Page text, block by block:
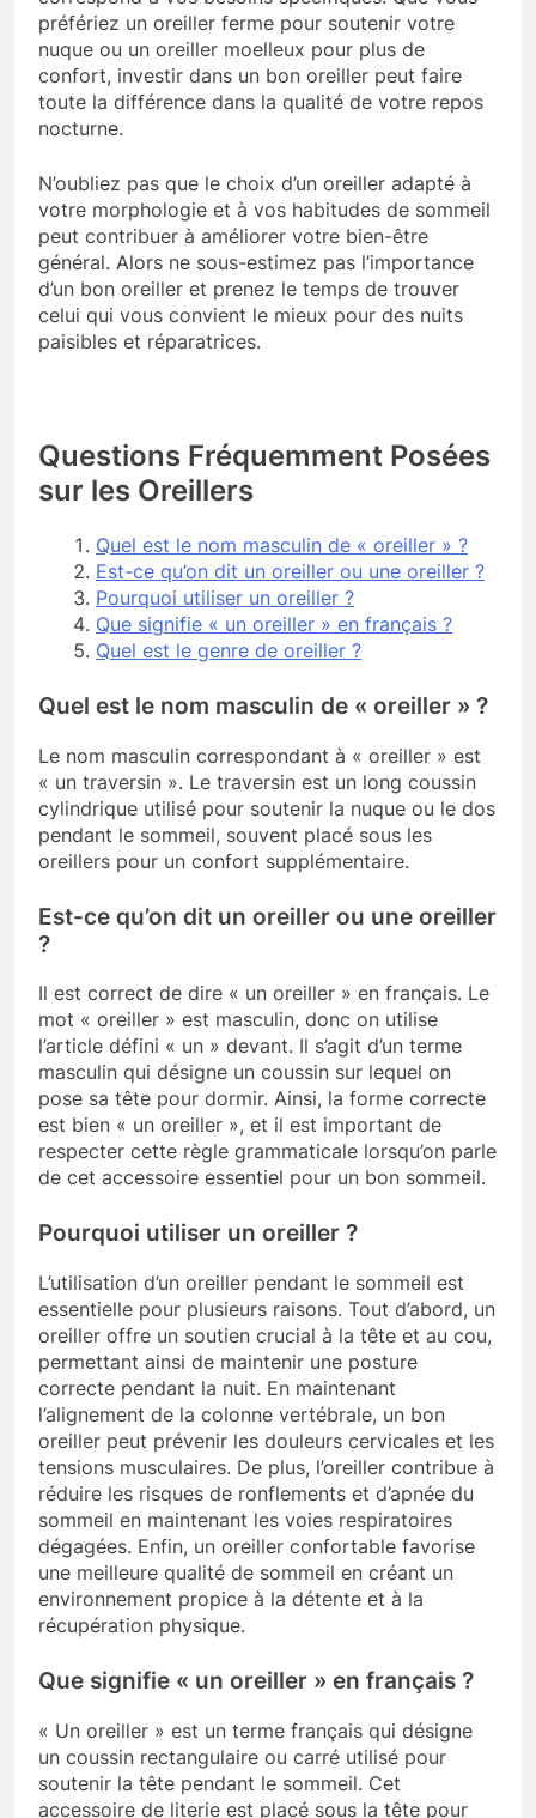
préfériez un oreiller ferme pour soutenir votre
nuque ou un oreiller moelleux pour plus de
confort, investir dans un bon oreiller peut faire
toute la différence dans la qualité de votre repos
nocturne.
N’oubliez pas que le choix d’un oreiller adapté à
votre morphologie et à vos habitudes de sommeil
peut contribuer à améliorer votre bien-être
général. Alors ne sous-estimez pas l’importance
d’un bon oreiller et prenez le temps de trouver
celui qui vous convient le mieux pour des nuits
paisibles et réparatrices.
Questions Fréquemment Posées
sur les Oreillers
Quel est le nom masculin de « oreiller » ?
Est-ce qu’on dit un oreiller ou une oreiller ?
Pourquoi utiliser un oreiller ?
Que signifie « un oreiller » en français ?
Quel est le genre de oreiller ?
Quel est le nom masculin de « oreiller » ?
Le nom masculin correspondant à « oreiller » est
« un traversin ». Le traversin est un long coussin
cylindrique utilisé pour soutenir la nuque ou le dos
pendant le sommeil, souvent placé sous les
oreillers pour un confort supplémentaire.
Est-ce qu’on dit un oreiller ou une oreiller
?
Il est correct de dire « un oreiller » en français. Le
mot « oreiller » est masculin, donc on utilise
l’article défini « un » devant. Il s’agit d’un terme
masculin qui désigne un coussin sur lequel on
pose sa tête pour dormir. Ainsi, la forme correcte
est bien « un oreiller », et il est important de
respecter cette règle grammaticale lorsqu’on parle
de cet accessoire essentiel pour un bon sommeil.
Pourquoi utiliser un oreiller ?
L’utilisation d’un oreiller pendant le sommeil est
essentielle pour plusieurs raisons. Tout d’abord, un
oreiller offre un soutien crucial à la tête et au cou,
permettant ainsi de maintenir une posture
correcte pendant la nuit. En maintenant
l’alignement de la colonne vertébrale, un bon
oreiller peut prévenir les douleurs cervicales et les
tensions musculaires. De plus, l’oreiller contribue à
réduire les risques de ronflements et d’apnée du
sommeil en maintenant les voies respiratoires
dégagées. Enfin, un oreiller confortable favorise
une meilleure qualité de sommeil en créant un
environnement propice à la détente et à la
récupération physique.
Que signifie « un oreiller » en français ?
« Un oreiller » est un terme français qui désigne
un coussin rectangulaire ou carré utilisé pour
soutenir la tête pendant le sommeil. Cet
accessoire de literie est placé sous la tête pour